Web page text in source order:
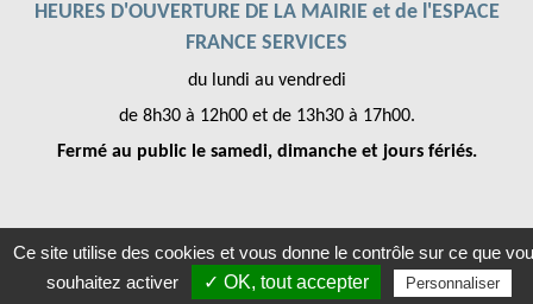
HEURES D'OUVERTURE DE LA MAIRIE et de l'ESPACE
FRANCE SERVICES
du lundi au vendredi
de 8h30 à 12h00 et de 13h30 à 17h00.
Fermé au public le samedi, dimanche et jours fériés.
Mentions légales-Accessibilités- EPINAC © 2021
Conception JVS-Mairistem avecWeeCity
Ce site utilise des cookies et vous donne le contrôle sur ce que
souhaitez activer
✓ OK, tout accepter Personnaliser